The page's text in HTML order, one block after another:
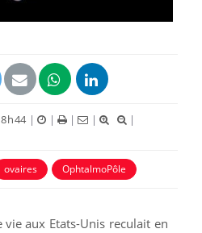
| | | |
|
ovaires OphtalmoPôle
vie aux Etats-Unis reculait en